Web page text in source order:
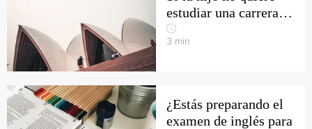
estudiar una carrera…
3 min
¿Estás preparando el
examen de inglés para